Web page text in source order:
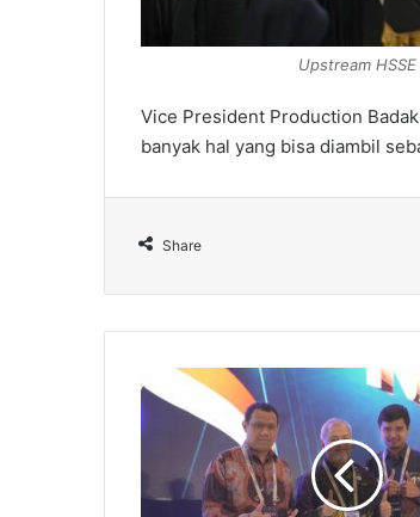
Upstream
Vice President Production
banyak hal yang bisa diambil
Share
Badak
LNG
Raih
Penghargaan
Dari